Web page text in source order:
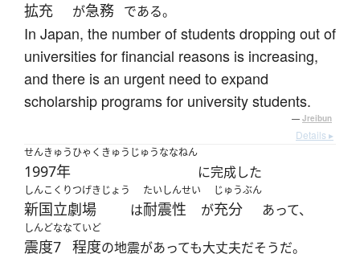
拡充 が急務 である。
In Japan, the number of students dropping out of
universities for financial reasons is increasing,
and there is an urgent need to expand
scholarship programs for university students.
— Jreibun
Details ▸
せんきゅうひゃくきゅうじゅうななねん
1997年 に完成した
しんこくりつげきじょう
新国立劇場 は
たいしんせい
耐震性 が
じゅうぶん
充分 あって、
しんどなな
震度7
ていど
程度の地震があっても大丈夫だそうだ。